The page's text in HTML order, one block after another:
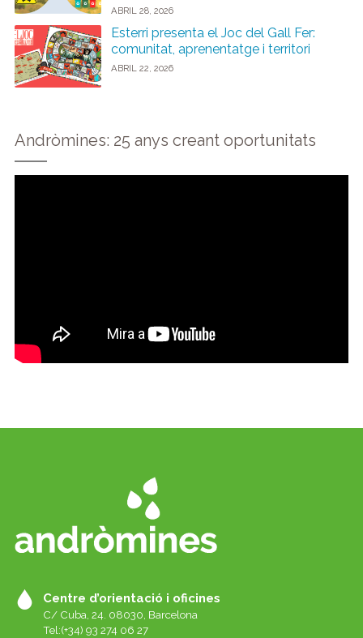
ABRIL 28, 2026
Esterri presenta el Joc del Gall Fer:
comunitat, aprenentatge i territori
ABRIL 22, 2026
Andròmines: 25 anys creant oportunitats
Centre d’orientació i oficines
C/ Cuba, 24. 08030, Barcelona
Tel:(+34) 93 274 06 27